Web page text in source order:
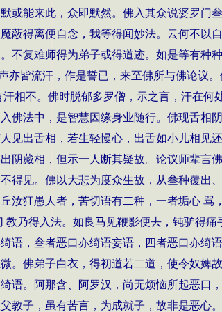
或能来此，众即默然。佛入其众说婆罗门
蔽得离便自念，我等得闻妙法。云何不以
不复难师得为弟子或得道迹。如是等有种
亦皆流汗，作是誓已，来至佛所与佛论议
相不。佛时脱郁多罗僧，示之言，汗在何
佛法中，是智慧因缘身业随行。佛现舌相
出舌相，若生轻慢心，出舌如小儿相见还
阴藏相，但示一人断其疑故。论议师辈言
得见。佛以大悲为度众生故，从叁种覆出
汝狂愚人者，苦切语有二种，一者垢心 骂
乃得入法。如良马见鞭影便去，钝驴得痛
语，叁者恶口亦绮语妄语，四者恶口亦绮
。佛弟子白衣，得初道若二道，使令奴婢
。阿那含、阿罗汉，尚无烦恼所起恶口，
教子，虽有苦言，为成就子，故非是恶心